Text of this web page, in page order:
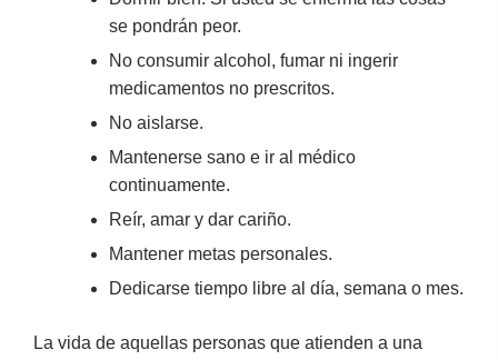
se pondrán peor.
No consumir alcohol, fumar ni ingerir
medicamentos no prescritos.
No aislarse.
Mantenerse sano e ir al médico
continuamente.
Reír, amar y dar cariño.
Mantener metas personales.
Dedicarse tiempo libre al día, semana o mes.
La vida de aquellas personas que atienden a una